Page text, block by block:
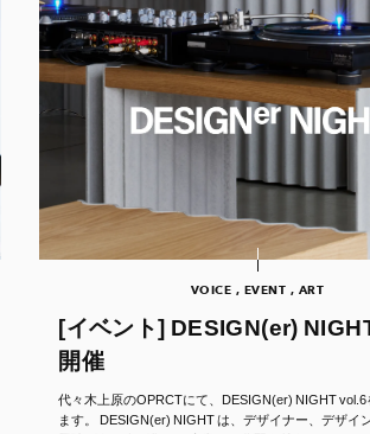
VOICE , EVENT , ART
[イベント] DESIGN(er)
開催
代々木上原のOPRCTにて、DESIGN(er) NIGHT vol.6
ます。 DESIGN(er) NIGHT は、デザイナー、デザイ